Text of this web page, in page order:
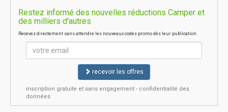
Restez informé des nouvelles réductions Camper et
des milliers d'autres
Recevez directement sans attendre les nouveaux codes promo dès leur publication.
recevoir les offres
inscription gratuite et sans engagement - confidentialité des
données